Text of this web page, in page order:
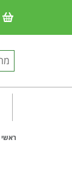
ראשי